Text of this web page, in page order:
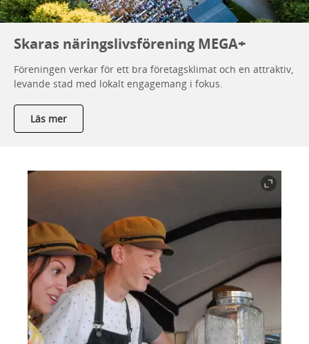
Skaras näringslivsförening MEGA+
Föreningen verkar för ett bra företagsklimat och en attraktiv,
levande stad med lokalt engagemang i fokus.
Läs mer